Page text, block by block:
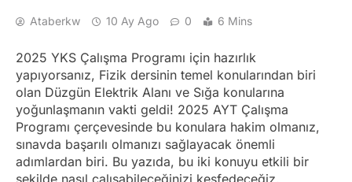
Ataberkw 10 Ay Ago 0 6 Mins
2025 YKS Çalışma Programı için hazırlık
yapıyorsanız, Fizik dersinin temel konularından biri
olan Düzgün Elektrik Alanı ve Sığa konularına
yoğunlaşmanın vakti geldi! 2025 AYT Çalışma
Programı çerçevesinde bu konulara hakim olmanız,
sınavda başarılı olmanızı sağlayacak önemli
adımlardan biri. Bu yazıda, bu iki konuyu etkili bir
şekilde nasıl çalışabileceğinizi keşfedeceğiz.